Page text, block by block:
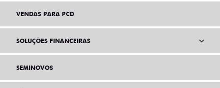
VENDAS PARA PCD
SOLUÇÕES FINANCEIRAS
SEMINOVOS